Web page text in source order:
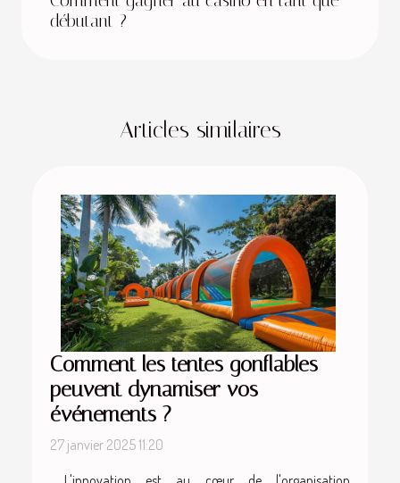
débutant ?
Articles similaires
Comment les tentes gonflables
peuvent dynamiser vos
événements ?
27 janvier 2025 11:20